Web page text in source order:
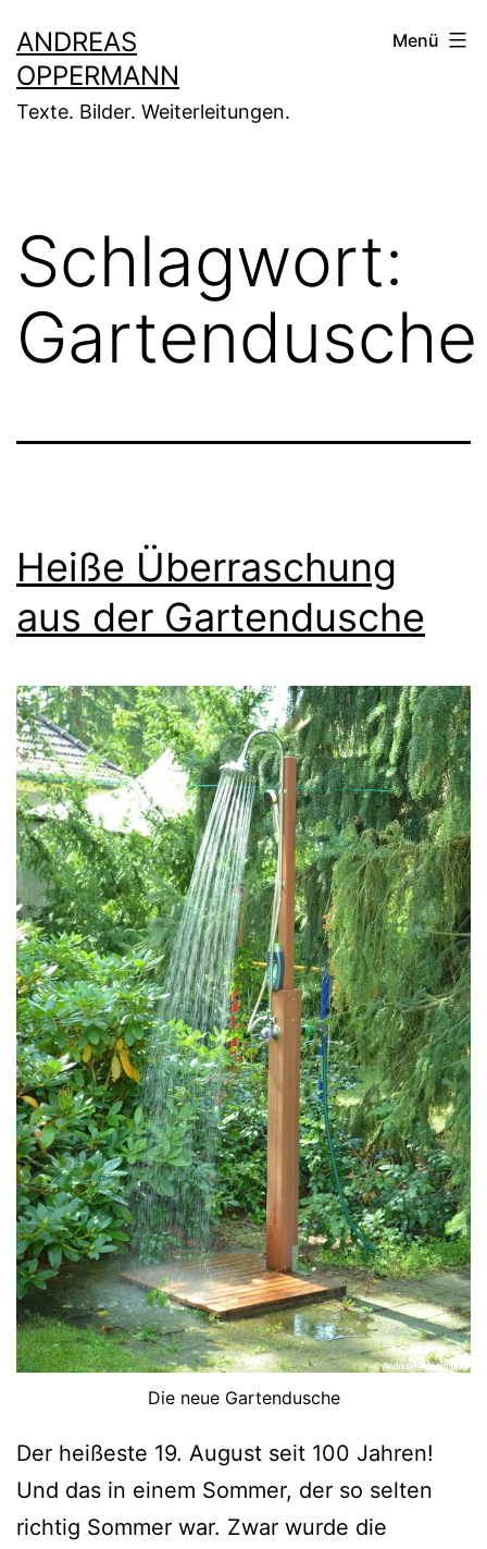
Inhalt
springen
ANDREAS
OPPERMANN
Texte. Bilder. Weiterleitungen.
Menü
Schlagwort:
Gartendusche
Heiße Überraschung
aus der Gartendusche
Die neue Gartendusche
Der heißeste 19. August seit 100 Jahren!
Und das in einem Sommer, der so selten
richtig Sommer war. Zwar wurde die